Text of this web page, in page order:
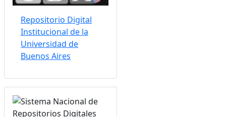
Repositorio Digital
Institucional de la
Universidad de
Buenos Aires